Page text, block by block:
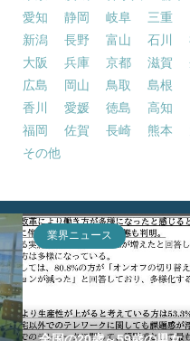
愛知
静岡 岐阜
三重
新潟
長野 富山 石川
大阪
兵庫 京都 滋賀
広島
岡山 鳥取 島根
香川
愛媛 徳島
高知
福岡
佐賀 長崎 熊本
その他
業界ニュース